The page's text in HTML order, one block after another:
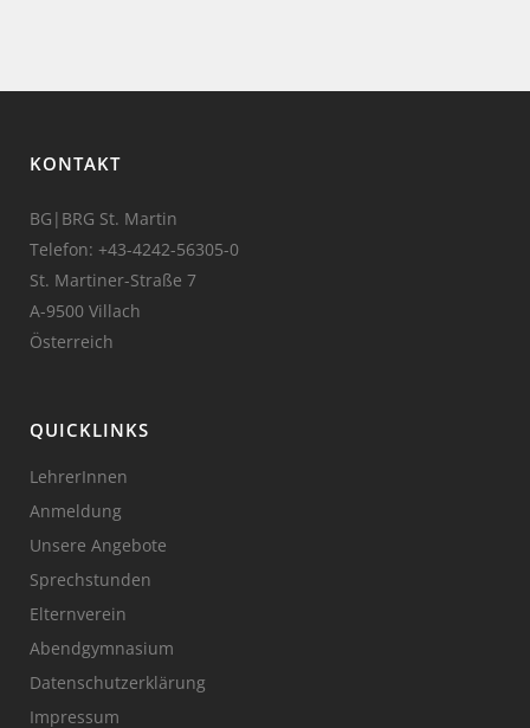
KONTAKT
BG|BRG St. Martin
Telefon: +43-4242-56305-0
St. Martiner-Straße 7
A-9500 Villach
Österreich
QUICKLINKS
LehrerInnen
Anmeldung
Unsere Angebote
Sprechstunden
Elternverein
Abendgymnasium
Datenschutzerklärung
Impressum